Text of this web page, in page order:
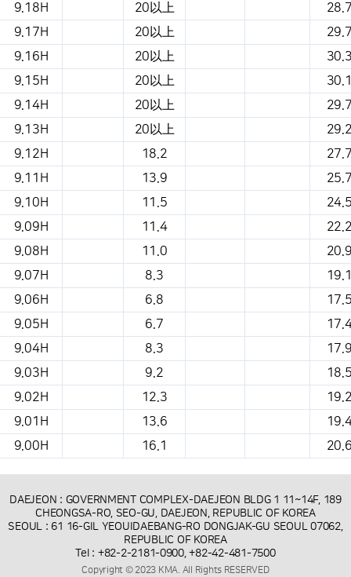
9.18H
20以上
9.17H
20以上
9.16H
20以上
9.15H
20以上
9.14H
20以上
9.13H
20以上
9.12H
18.2
9.11H
13.9
9.10H
11.5
9.09H
11.4
9.08H
11.0
9.07H
8.3
9.06H
6.8
9.05H
6.7
9.04H
8.3
9.03H
9.2
9.02H
12.3
9.01H
13.6
9.00H
16.1
DAEJEON : GOVERNMENT COMPLEX-DAEJEON BLDG 1 11~14F, 189
CHEONGSA-RO, SEO-GU, DAEJEON, REPUBLIC OF KOREA
SEOUL : 61 16-GIL YEOUIDAEBANG-RO DONGJAK-GU SEOUL 07062,
REPUBLIC OF KOREA
Tel : +82-2-2181-0900, +82-42-481-7500
Copyright © 2023 KMA. All Rights RESERVED